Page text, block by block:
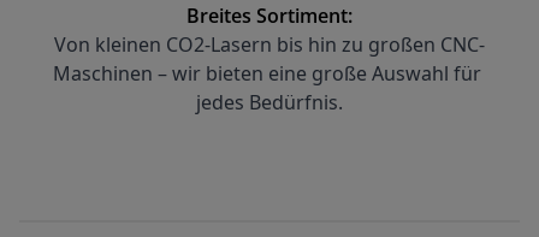
Breites Sortiment:
Von kleinen CO2-Lasern bis hin zu großen CNC-
Maschinen – wir bieten eine große Auswahl für
jedes Bedürfnis.